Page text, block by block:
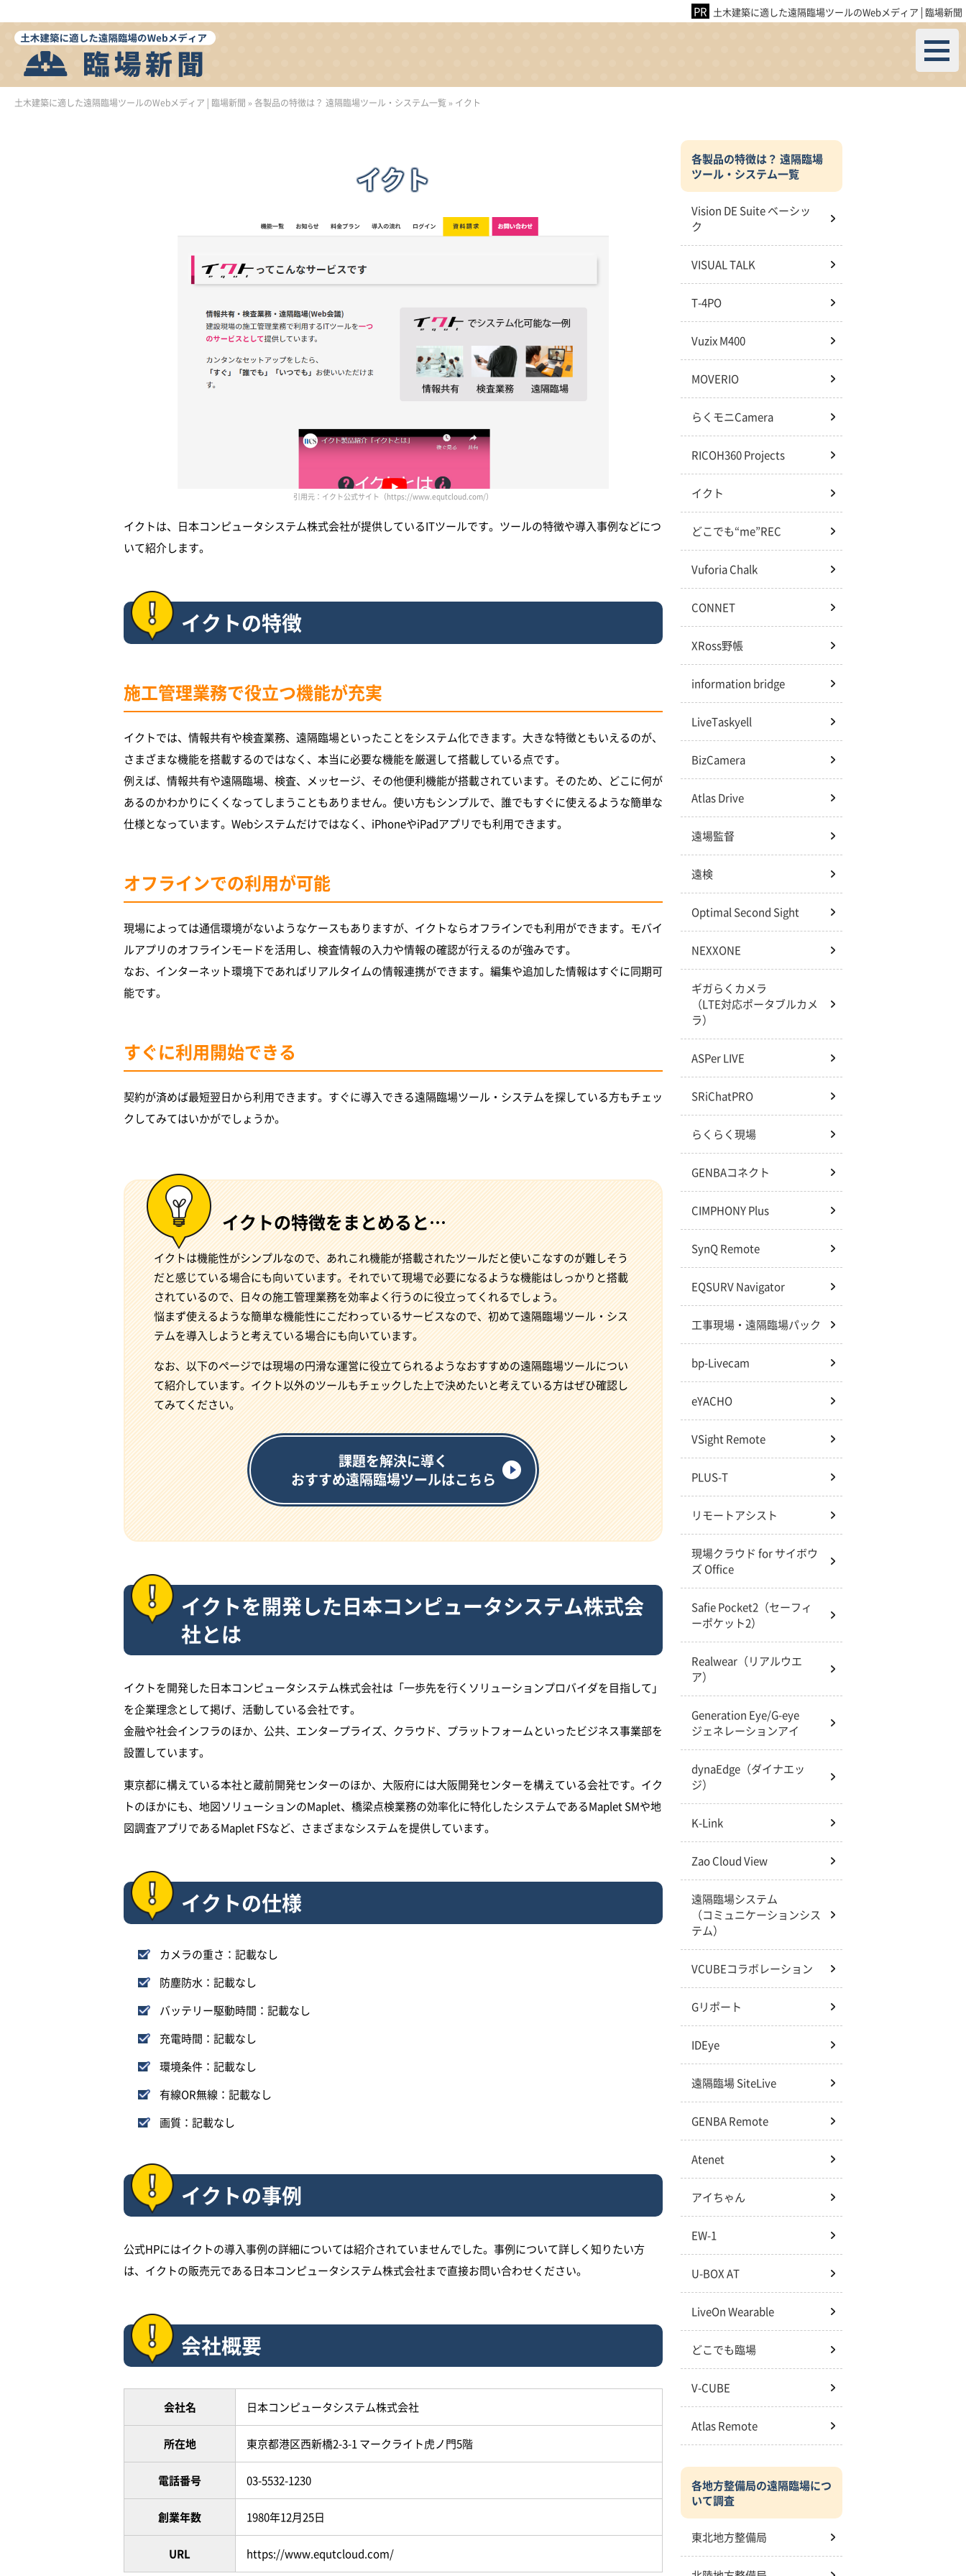
土木建築に適した遠隔臨場ツールのWebメディア│臨場新聞
土木建築に適した遠隔臨場ツールのWebメディア│臨場新聞 » 各製品の特徴は？ 遠隔臨場ツール・システム一覧 » イクト
イクト
引用元：イクト公式サイト（https://www.equtcloud.com/）
イクトは、日本コンピュータシステム株式会社が提供しているITツールです。ツールの特徴や導入事例などにつ
いて紹介します。
イクトの特徴
施工管理業務で役立つ機能が充実
イクトでは、情報共有や検査業務、遠隔臨場といったことをシステム化できます。大きな特徴ともいえるのが、
さまざまな機能を搭載するのではなく、本当に必要な機能を厳選して搭載している点です。
例えば、情報共有や遠隔臨場、検査、メッセージ、その他便利機能が搭載されています。そのため、どこに何が
あるのかわかりにくくなってしまうこともありません。使い方もシンプルで、誰でもすぐに使えるような簡単な
仕様となっています。Webシステムだけではなく、iPhoneやiPadアプリでも利用できます。
オフラインでの利用が可能
現場によっては通信環境がないようなケースもありますが、イクトならオフラインでも利用ができます。モバイ
ルアプリのオフラインモードを活用し、検査情報の入力や情報の確認が行えるのが強みです。
なお、インターネット環境下であればリアルタイムの情報連携ができます。編集や追加した情報はすぐに同期可
能です。
すぐに利用開始できる
契約が済めば最短翌日から利用できます。すぐに導入できる遠隔臨場ツール・システムを探している方もチェッ
クしてみてはいかがでしょうか。
イクトの特徴をまとめると…
イクトは機能性がシンプルなので、あれこれ機能が搭載されたツールだと使いこなすのが難しそう
だと感じている場合にも向いています。それでいて現場で必要になるような機能はしっかりと搭載
されているので、日々の施工管理業務を効率よく行うのに役立ってくれるでしょう。
悩まず使えるような簡単な機能性にこだわっているサービスなので、初めて遠隔臨場ツール・シス
テムを導入しようと考えている場合にも向いています。
なお、以下のページでは現場の円滑な運営に役立てられるようなおすすめの遠隔臨場ツールについ
て紹介しています。イクト以外のツールもチェックした上で決めたいと考えている方はぜひ確認し
てみてください。
課題を解決に導く
おすすめ遠隔臨場ツールはこちら
イクトを開発した日本コンピュータシステム株式会
社とは
イクトを開発した日本コンピュータシステム株式会社は「一歩先を行くソリューションプロバイダを目指して」
を企業理念として掲げ、活動している会社です。
金融や社会インフラのほか、公共、エンタープライズ、クラウド、プラットフォームといったビジネス事業部を
設置しています。
東京都に構えている本社と蔵前開発センターのほか、大阪府には大阪開発センターを構えている会社です。イク
トのほかにも、地図ソリューションのMaplet、橋梁点検業務の効率化に特化したシステムであるMaplet SMや地
図調査アプリであるMaplet FSなど、さまざまなシステムを提供しています。
イクトの仕様
カメラの重さ：記載なし
防塵防水：記載なし
バッテリー駆動時間：記載なし
充電時間：記載なし
環境条件：記載なし
有線OR無線：記載なし
画質：記載なし
イクトの事例
公式HPにはイクトの導入事例の詳細については紹介されていませんでした。事例について詳しく知りたい方
は、イクトの販売元である日本コンピュータシステム株式会社まで直接お問い合わせください。
会社概要
会社名 日本コンピュータシステム株式会社
所在地 東京都港区西新橋2-3-1 マークライト虎ノ門5階
電話番号 03-5532-1230
創業年数 1980年12月25日
URL https://www.equtcloud.com/
各製品の特徴は？ 遠隔臨場
ツール・システム一覧
Vision DE Suite ベーシッ
ク
VISUAL TALK
T-4PO
Vuzix M400
MOVERIO
らくモニCamera
RICOH360 Projects
イクト
どこでも“me”REC
Vuforia Chalk
CONNET
XRoss野帳
information bridge
LiveTaskyell
BizCamera
Atlas Drive
遠場監督
遠検
Optimal Second Sight
NEXXONE
ギガらくカメラ
（LTE対応ポータブルカメ
ラ）
ASPer LIVE
SRiChatPRO
らくらく現場
GENBAコネクト
CIMPHONY Plus
SynQ Remote
EQSURV Navigator
工事現場・遠隔臨場パック
bp-Livecam
eYACHO
VSight Remote
PLUS-T
リモートアシスト
現場クラウド for サイボウ
ズ Office
Safie Pocket2（セーフィ
ーポケット2）
Realwear（リアルウエ
ア）
Generation Eye/G-eye
ジェネレーションアイ
dynaEdge（ダイナエッ
ジ）
K-Link
Zao Cloud View
遠隔臨場システム
（コミュニケーションシス
テム）
VCUBEコラボレーション
Gリポート
IDEye
遠隔臨場 SiteLive
GENBA Remote
Atenet
アイちゃん
EW-1
U-BOX AT
LiveOn Wearable
どこでも臨場
V-CUBE
Atlas Remote
各地方整備局の遠隔臨場につ
いて調査
東北地方整備局